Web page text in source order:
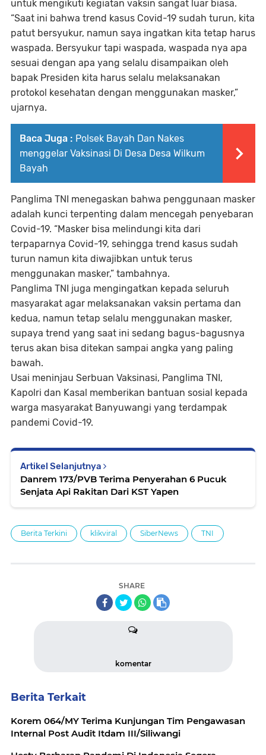
untuk mengikuti kegiatan vaksin sangat luar biasa.
“Saat ini bahwa trend kasus Covid-19 sudah turun, kita
patut bersyukur, namun saya ingatkan kita tetap harus
waspada. Bersyukur tapi waspada, waspada nya apa
sesuai dengan apa yang selalu disampaikan oleh
bapak Presiden kita harus selalu melaksanakan
protokol kesehatan dengan menggunakan masker,”
ujarnya.
Baca Juga : Polsek Bayah Dan Nakes
menggelar Vaksinasi Di Desa Desa Wilkum
Bayah
Panglima TNI menegaskan bahwa penggunaan masker
adalah kunci terpenting dalam mencegah penyebaran
Covid-19. “Masker bisa melindungi kita dari
terpaparnya Covid-19, sehingga trend kasus sudah
turun namun kita diwajibkan untuk terus
menggunakan masker,” tambahnya.
Panglima TNI juga mengingatkan kepada seluruh
masyarakat agar melaksanakan vaksin pertama dan
kedua, namun tetap selalu menggunakan masker,
supaya trend yang saat ini sedang bagus-bagusnya
terus akan bisa ditekan sampai angka yang paling
bawah.
Usai meninjau Serbuan Vaksinasi, Panglima TNI,
Kapolri dan Kasal memberikan bantuan sosial kepada
warga masyarakat Banyuwangi yang terdampak
pandemi Covid-19.
Artikel Selanjutnya
Danrem 173/PVB Terima Penyerahan 6 Pucuk
Senjata Api Rakitan Dari KST Yapen
Berita Terkini klikviral SiberNews TNI
SHARE
komentar
Berita Terkait
Korem 064/MY Terima Kunjungan Tim Pengawasan
Internal Post Audit Itdam III/Siliwangi